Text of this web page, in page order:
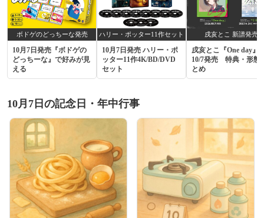
ボドゲのどっちーな発売
10月7日発売『ボドゲの
どっちーな』で好みが見
える
ハリー・ポッター11作セット
10月7日発売 ハリー・ポ
ッター11作4K/BD/DVD
セット
戌亥とこ 新譜発売
戌亥とこ『One day』
10/7発売 特典・形態
とめ
10月7日の記念日・年中行事